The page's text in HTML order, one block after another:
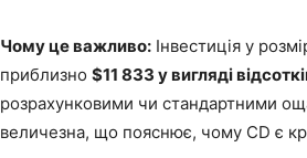
Чому це важливо: Інвестиція у
приблизно $11 833 у вигляді
розрахунковими чи стандартними
величезна, що пояснює, чому CD є